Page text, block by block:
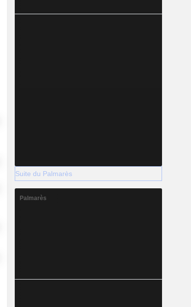
Suite du Palmarès
Palmarès